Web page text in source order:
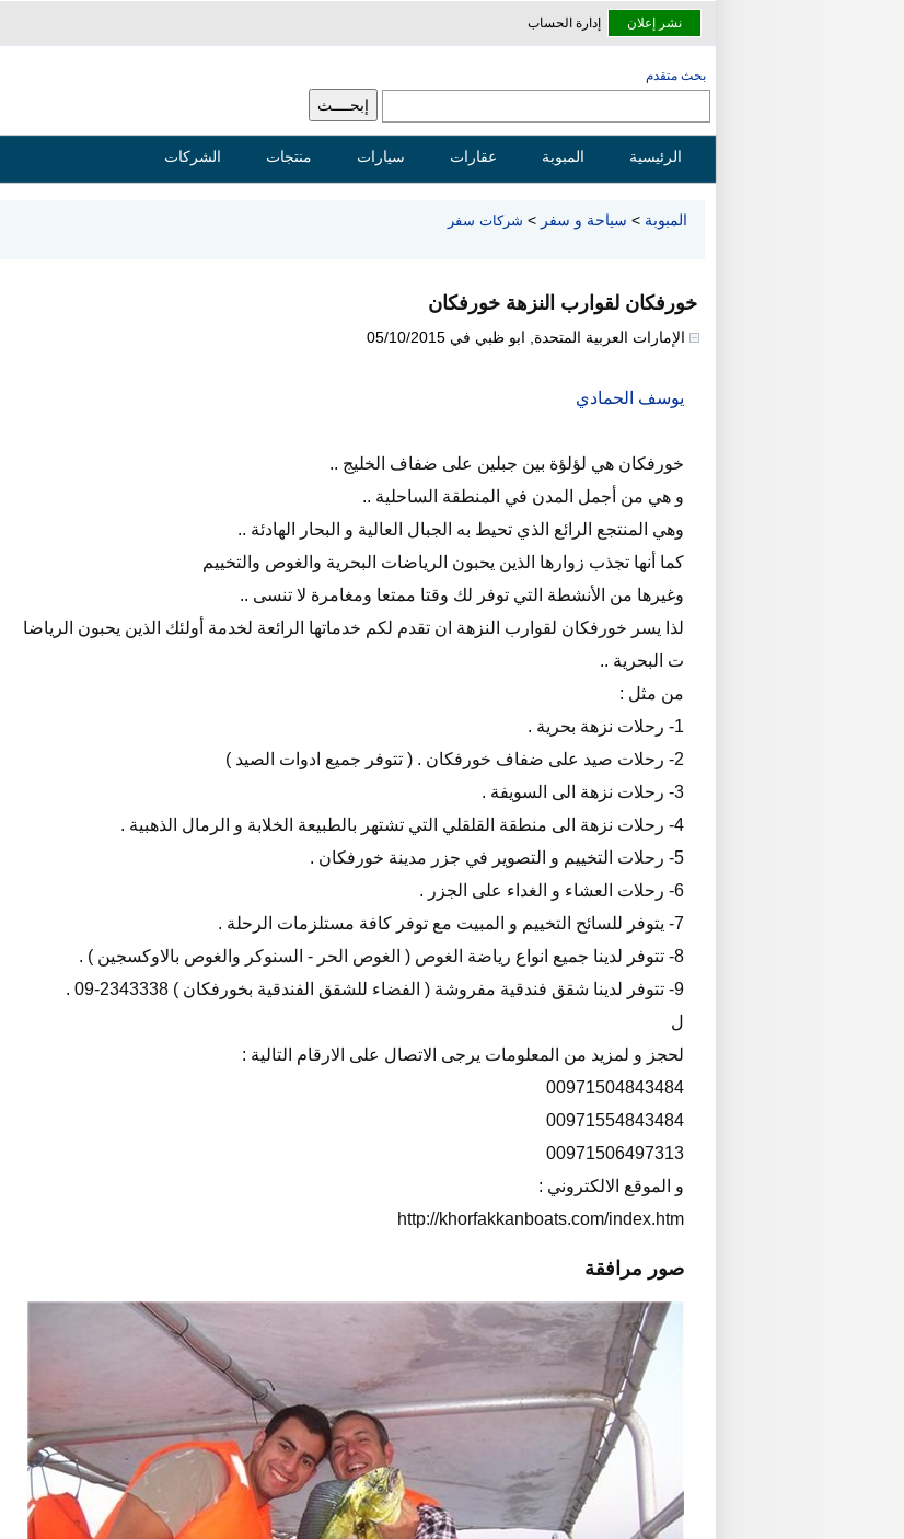
نشر إعلان إدارة الحساب
بحث متقدم
الرئيسية المبوبة عقارات سيارات منتجات الشركات
المبوبة > سياحة و سفر > شركات سفر
خورفكان لقوارب النزهة خورفكان
الإمارات العربية المتحدة ابو ظبي في 05/10/2015
يوسف الحمادي
خورفكان هي لؤلؤة بين جبلين على ضفاف الخليج ..
و هي من أجمل المدن في المنطقة الساحلية ..
وهي المنتجع الرائع الذي تحيط به الجبال العالية و البحار الهادئة ..
كما أنها تجذب زوارها الذين يحبون الرياضات البحرية والغوص والتخييم
وغيرها من الأنشطة التي توفر لك وقتا ممتعا ومغامرة لا تنسى ..
لذا يسر خورفكان لقوارب النزهة ان تقدم لكم خدماتها الرائعة لخدمة أولئك الذين يحبون الرياضا
ت البحرية ..
من مثل :
1- رحلات نزهة بحرية .
2- رحلات صيد على ضفاف خورفكان . ( تتوفر جميع ادوات الصيد )
3- رحلات نزهة الى السويفة .
4- رحلات نزهة الى منطقة القلقلي التي تشتهر بالطبيعة الخلابة و الرمال الذهبية .
5- رحلات التخييم و التصوير في جزر مدينة خورفكان .
6- رحلات العشاء و الغداء على الجزر .
7- يتوفر للسائح التخييم و المبيت مع توفر كافة مستلزمات الرحلة .
8- تتوفر لدينا جميع انواع رياضة الغوص ( الغوص الحر - السنوكر والغوص بالاوكسجين ) .
9- تتوفر لدينا شقق فندقية مفروشة ( الفضاء للشقق الفندقية بخورفكان ) 2343338-09 .
ل
لحجز و لمزيد من المعلومات يرجى الاتصال على الارقام التالية :
00971504843484
00971554843484
00971506497313
و الموقع الالكتروني :
http://khorfakkanboats.com/index.htm
صور مرافقة